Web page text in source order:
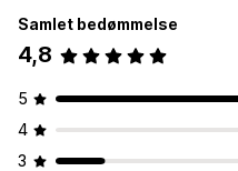
Samlet bedømmelse
4,8
5
4
3